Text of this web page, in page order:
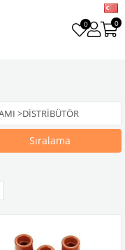
0 0
>DISTRIBÜTÖR
Sıralama